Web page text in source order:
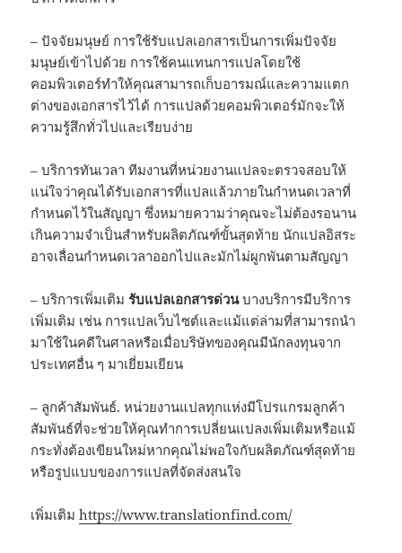
– ปัจจัยมนุษย์ การใช้รับแปลเอกสารเป็นการเพิ่มปัจจัย
มนุษย์เข้าไปด้วย การใช้คนแทนการแปลโดยใช้
คอมพิวเตอร์ทำให้คุณสามารถเก็บอารมณ์และความแตก
ต่างของเอกสารไว้ได้ การแปลด้วยคอมพิวเตอร์มักจะให้
ความรู้สึกทั่วไปและเรียบง่าย
– บริการทันเวลา ทีมงานที่หน่วยงานแปลจะตรวจสอบให้
แน่ใจว่าคุณได้รับเอกสารที่แปลแล้วภายในกำหนดเวลาที่
กำหนดไว้ในสัญญา ซึ่งหมายความว่าคุณจะไม่ต้องรอนาน
เกินความจำเป็นสำหรับผลิตภัณฑ์ขั้นสุดท้าย นักแปลอิสระ
อาจเลื่อนกำหนดเวลาออกไปและมักไม่ผูกพันตามสัญญา
– บริการเพิ่มเติมรับแปลเอกสารด่วนบางบริการมีบริการ
เพิ่มเติม เช่น การแปลเว็บไซต์และแม้แต่ล่ามที่สามารถนำ
มาใช้ในคดีในศาลหรือเมื่อบริษัทของคุณมีนักลงทุนจาก
ประเทศอื่น ๆ มาเยี่ยมเยียน
– ลูกค้าสัมพันธ์. หน่วยงานแปลทุกแห่งมีโปรแกรมลูกค้า
สัมพันธ์ที่จะช่วยให้คุณทำการเปลี่ยนแปลงเพิ่มเติมหรือแม้
กระทั่งต้องเขียนใหม่หากคุณไม่พอใจกับผลิตภัณฑ์สุดท้าย
หรือรูปแบบของการแปลที่จัดส่งสนใจ
เพิ่มเติม https://www.translationfind.com/